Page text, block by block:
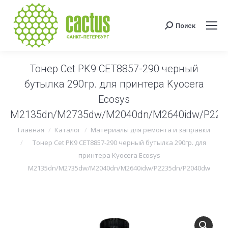
Поиск:
Поиск
Тонер Cet PK9 CET8857-290 черный
бутылка 290гр. для принтера Kyocera
Ecosys
M2135dn/M2735dw/M2040dn/M2640idw/
Вы здесь:
Главная Каталог
Материалы для ремонта и заправки
Тонер Cet PK9 CET8857-290 черный бутылка 290гр. для
принтера Kyocera Ecosys
M2135dn/M2735dw/M2040dn/M2640idw/P2235dn/P2040dw